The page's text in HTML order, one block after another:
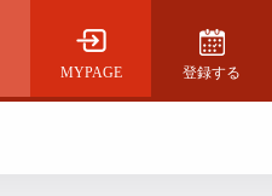
MYPAGE 登録する